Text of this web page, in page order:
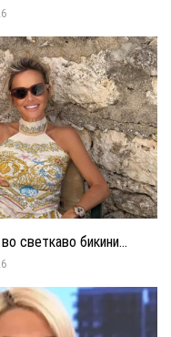
светкаво бикини...